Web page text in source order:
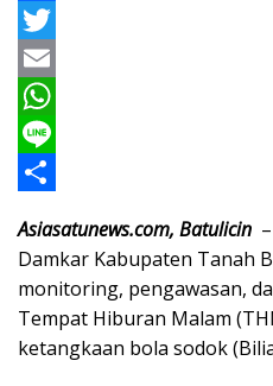
F
a
c
e
b
o
k
T
w
e
r
E
m
a
l
W
h
t
s
A
p
L
n
e
h
a
r
e
Asiasatunews.com, Batulicin
Damkar Kabupaten Tanah
monitoring, pengawasan,
Tempat Hiburan Malam
ketangkaan bola sodok